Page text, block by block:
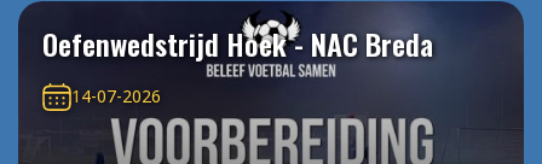
Oefenwedstrijd Hoek - NAC Breda
14-07-2026